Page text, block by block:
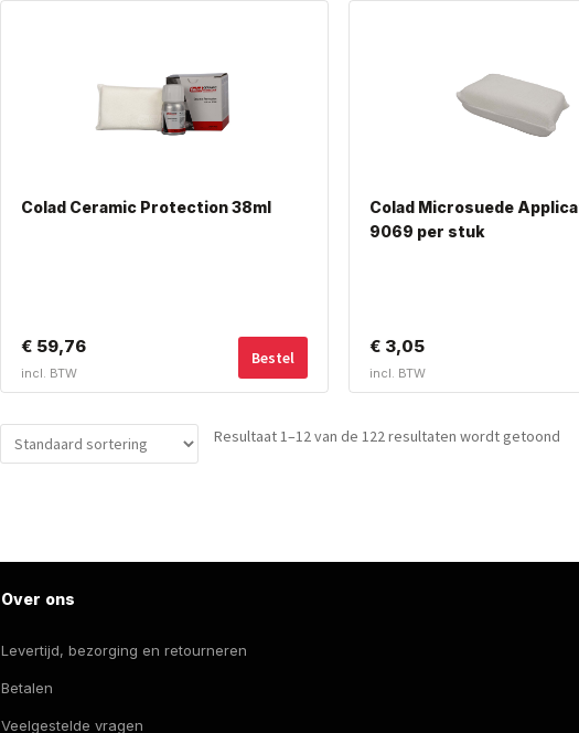
Colad Ceramic Protection 38ml
€ 59,76
incl. BTW
Bestel
Colad Microsuede
9069 per stuk
€ 3,05
incl. BTW
Resultaat 1–12 van de 122 resultaten wordt getoond
Over ons
Levertijd, bezorging en retourneren
Betalen
Veelgestelde vragen